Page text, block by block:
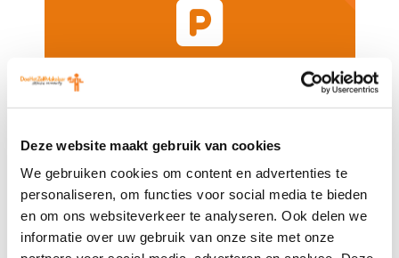
Deze website maakt gebruik van cookies
We gebruiken cookies om content en advertenties te
personaliseren, om functies voor social media te bieden
en om ons websiteverkeer te analyseren. Ook delen we
informatie over uw gebruik van onze site met onze
parkeerplek
ligplaats